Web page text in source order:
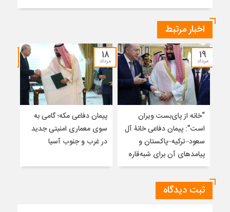
اخبار مرتبط
۱۹
مرداد
“خانه از پای‌بست ویران
است”: پیمان دفاعی خانۀ آل
سعود–ترکیه–پاکستان و
پیامدهای آن برای شبه‌قاره
۱۸
مرداد
پیمان دفاعی مکه؛ گامی به
سوی معماری امنیتی جدید
در غرب و جنوب آسیا
ثبت دیدگاه